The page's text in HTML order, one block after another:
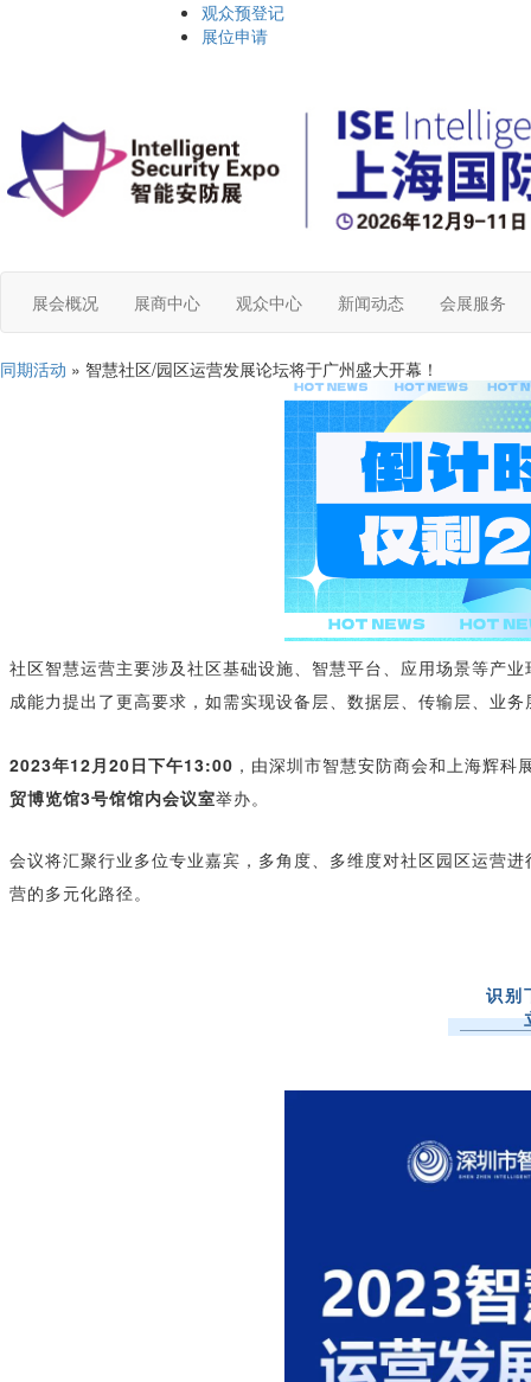
观众预登记
展位申请
展会概况 展商中心 观众中心 新闻动态 会展服务
同期活动 » 智慧社区/园区运营发展论坛将于广州盛大开幕！
社区智慧运营主要涉及社区基础设施、智慧平台、应用场景等产
成能力提出了更高要求，如需实现设备层、数据层、传输层、业
2023年12月20日下午13:00 ，由深圳市智慧安防商会和上海辉
贸博览馆3号馆馆内会议室举办。
会议将汇聚行业多位专业嘉宾，多角度、多维度对社区园区运营
营的多元化路径。
识别